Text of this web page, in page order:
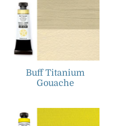
Buff Titanium
Gouache